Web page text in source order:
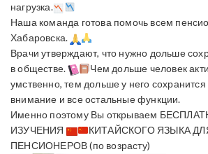
нагрузка.
Наша команда готова помочь всем
Хабаровска.
Врачи утверждают, что нужно дольше
в обществе.
Чем дольше человек
умственно, тем дольше у него сохранится
внимание и все остальные функции.
Именно поэтому Вы открываем
ИЗУЧЕНИЯ
КИТАЙСКОГО ЯЗЫКА
ПЕНСИОНЕРОВ (по возрасту)